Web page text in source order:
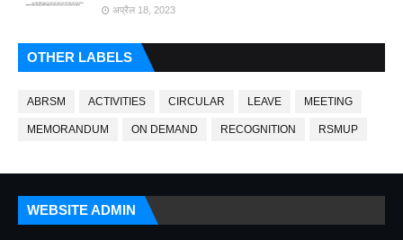
अप्रैल 18, 2023
OTHER LABELS
ABRSM ACTIVITIES CIRCULAR LEAVE MEETING
MEMORANDUM ON DEMAND RECOGNITION RSMUP
WEBSITE ADMIN